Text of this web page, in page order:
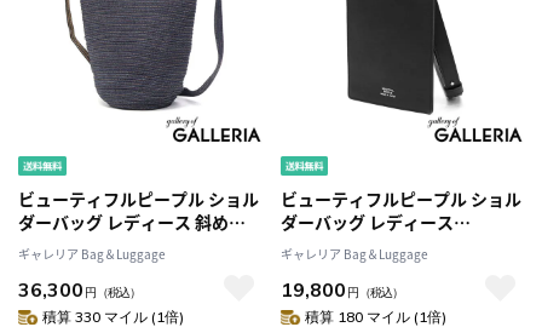
ビューティフルピープル ショル
ダーバッグ レディース 斜めが
けバッグ beautiful people バ
ッグ トートバッグ 斜めがけ 大
人 軽量 2WAY 大きめ A5 日本製
デニム おしゃれ denim loop
ギャレリア Bag＆Luggage
36,300 円 （税込）
積算 330 マイル (1倍)
ビューティフルピープル ショル
ダーバッグ レディース
beautiful people 斜めがけ 小
さめ 薄型 ポーチ ショルダーポ
ーチ ブランド 本革 軽量 軽い ス
マホ マチなし 日本製 baggage
ギャレリア Bag＆Luggage
19,800 円 （税込）
積算 180 マイル (1倍)